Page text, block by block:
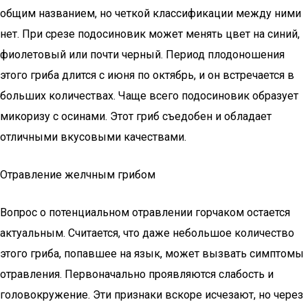
общим названием, но четкой классификации между ними
нет. При срезе подосиновик может менять цвет на синий,
фиолетовый или почти черный. Период плодоношения
этого гриба длится с июня по октябрь, и он встречается в
больших количествах. Чаще всего подосиновик образует
микоризу с осинами. Этот гриб съедобен и обладает
отличными вкусовыми качествами.
Отравление желчным грибом
Вопрос о потенциальном отравлении горчаком остается
актуальным. Считается, что даже небольшое количество
этого гриба, попавшее на язык, может вызвать симптомы
отравления. Первоначально проявляются слабость и
головокружение. Эти признаки вскоре исчезают, но через